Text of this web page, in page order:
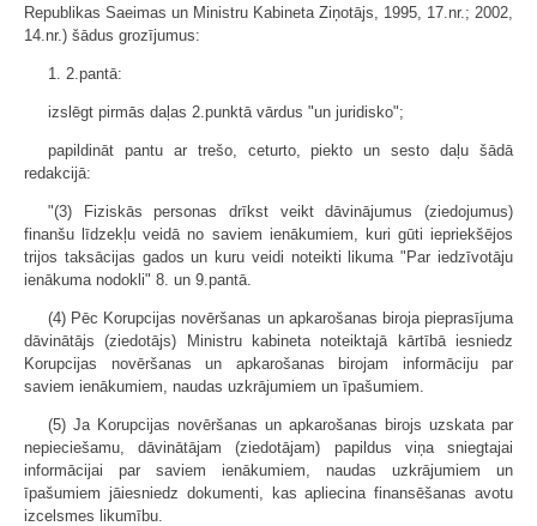
Republikas Saeimas un Ministru Kabineta Ziņotājs, 1995, 17.nr.; 2002,
14.nr.) šādus grozījumus:
1. 2.pantā:
izslēgt pirmās daļas 2.punktā vārdus "un juridisko";
papildināt pantu ar trešo, ceturto, piekto un sesto daļu šādā
redakcijā:
"(3) Fiziskās personas drīkst veikt dāvinājumus (ziedojumus)
finanšu līdzekļu veidā no saviem ienākumiem, kuri gūti iepriekšējos
trijos taksācijas gados un kuru veidi noteikti likuma "Par iedzīvotāju
ienākuma nodokli" 8. un 9.pantā.
(4) Pēc Korupcijas novēršanas un apkarošanas biroja pieprasījuma
dāvinātājs (ziedotājs) Ministru kabineta noteiktajā kārtībā iesniedz
Korupcijas novēršanas un apkarošanas birojam informāciju par
saviem ienākumiem, naudas uzkrājumiem un īpašumiem.
(5) Ja Korupcijas novēršanas un apkarošanas birojs uzskata par
nepieciešamu, dāvinātājam (ziedotājam) papildus viņa sniegtajai
informācijai par saviem ienākumiem, naudas uzkrājumiem un
īpašumiem jāiesniedz dokumenti, kas apliecina finansēšanas avotu
izcelsmes likumību.